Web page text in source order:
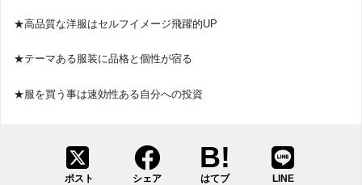
★高品質な洋服はセルフイメージ飛躍的UP
★テーマある服装に品格と個性が宿る
★服を買う事は速効性ある自分への投資
ポスト シェア はてブ LINE